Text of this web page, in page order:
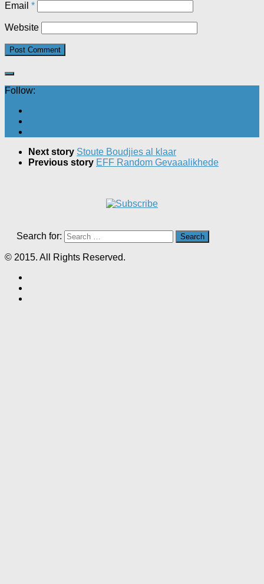
Email *
Website
Follow:
Next story Stoute Boudjies al klaar
Previous story EFF Random Gevaaalikhede
Search for:
© 2015. All Rights Reserved.